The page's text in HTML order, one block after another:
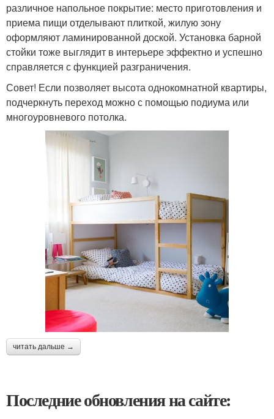
различное напольное покрытие: место приготовления и
приема пищи отделывают плиткой, жилую зону
оформляют ламинированной доской. Установка барной
стойки тоже выглядит в интерьере эффектно и успешно
справляется с функцией разграничения.
Совет! Если позволяет высота однокомнатной квартиры,
подчеркнуть переход можно с помощью подиума или
многоуровневого потолка.
читать дальше →
Последние обновления на сайте: